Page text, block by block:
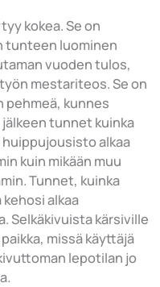
kokea. Se on
tunteen luominen
vuoden tulos,
mestariteos. Se on
pehmeä, kunnes
tunnet kuinka
alkaa
kuin mikään muu
Tunnet, kuinka
alkaa
Selkäkivuista kärsiville
missä käyttäjä
lepotilan jo